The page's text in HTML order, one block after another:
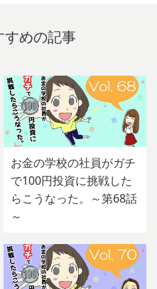
すめの記事
お金の学校の社員がガチ
で100円投資に挑戦した
らこうなった。～第68話
～